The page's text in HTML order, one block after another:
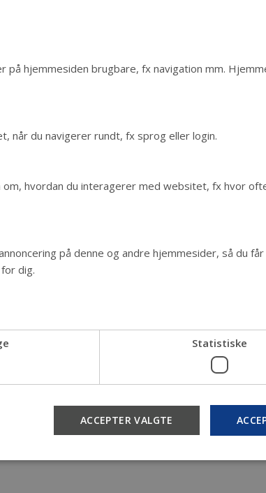
hjemmesiden brugbare, fx navigation mm.
når du navigerer rundt, fx sprog eller login.
hvordan du interagerer med websitet, fx hvor
på denne og andre hjemmesider, så du
dig.
Statistiske
ACCEPTER VALGTE